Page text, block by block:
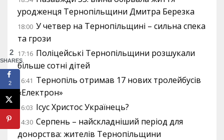
уродженця Тернопільщини Дмитра Березка
18:00 У четвер на Тернопільщині – сильна спека
та грози
17:16 Поліцейські Тернопільщини розшукали
більше сотні дітей
16:41 Тернопіль отримав 17 нових тролейбусів
«Електрон»
16:03 Ісус Христос Українець?
14:30 Серпень – найскладніший період для
донорства: жителів Тернопільщини
2
SHARES
2